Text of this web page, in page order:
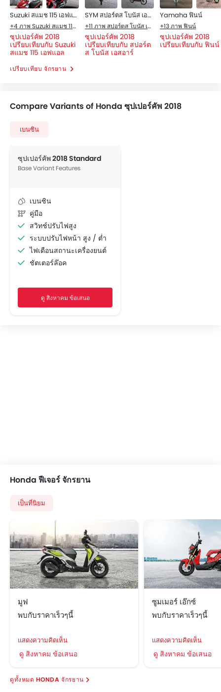
Suzuki สแมช 115 เอฟแอล
+4 ภาพ Suzuki สแมช 115 เอฟแอล
ซุปเปอร์คัพ 2018
เปรียบเทียบกับ Suzuki
สแมช 115 เอฟแอล
SYM สปอร์ตส โบนัส เอสอาร์
+11 ภาพ สปอร์ตส โบนัส เอสอาร์
ซุปเปอร์คัพ 2018
เปรียบเทียบกับ สปอร์ต
ส โบนัส เอสอาร์
Yamaha ฟินน์
+13 ภาพ ฟินน์
ซุปเปอร์คัพ 2018
เปรียบเทียบกับ ฟินน์
เปรียบเทียบ จักรยาน
Compare Variants of Honda ซุปเปอร์คัพ 2018
เบนซิน
ซุปเปอร์คัพ 2018 Standard
Base Variant Features
เบนซิน
คู่มือ
สวิทช์ปรับไฟสูง
ระบบปรับไฟหน้า สูง / ต่ำ
ไฟเตือนสถานะเครื่องยนต์
ชัตเตอร์ล๊อค
ดู สิงหาคม ข้อเสนอ
Honda ฟีเจอร์ จักรยาน
เป็นที่นิยม
มูฟ
พบกับราคาเร็วๆนี้
แสดงความคิดเห็น
ดู สิงหาคม ข้อเสนอ
ซูมเมอร์ เอ๊กซ์
พบกับราคาเร็วๆนี้
แสดงความคิดเห็น
ดู สิงหาคม ข้อเสนอ
HONDA จักรยาน